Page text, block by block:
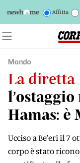
Affitta
Mondo
La diretta
Hamas: è
Ucciso a Be'eri il 7
corpo è stato